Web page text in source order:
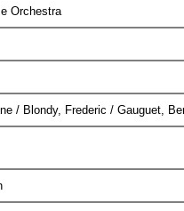
Orchestra
/ Blondy, Frederic / Gauguet,